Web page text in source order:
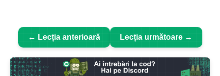
← Lecția anterioară Lecția următoare →